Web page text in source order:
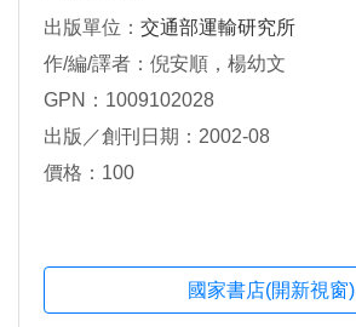
出版單位： 交通部運輸研究所
作/編/譯者：倪安順，楊幼文
GPN：1009102028
出版／創刊日期：2002-08
價格：100
國家書店(開新視窗)